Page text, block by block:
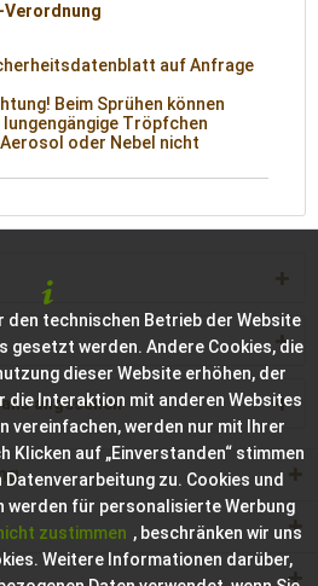
Verordnung
auf Anfrage
Beim Sprühen können
Tröpfchen
oder Nebel nicht
angesehen
den technischen Betrieb der Website
werden. Andere Cookies, die
dieser Website erhöhen, der
die Interaktion mit anderen Websites
vereinfachen, werden nur mit Ihrer
Klicken auf „Einverstanden“ stimmen
zu. Cookies und
werden für personalisierte Werbung
zustimmen , beschränken wir uns
Weitere Informationen darüber,